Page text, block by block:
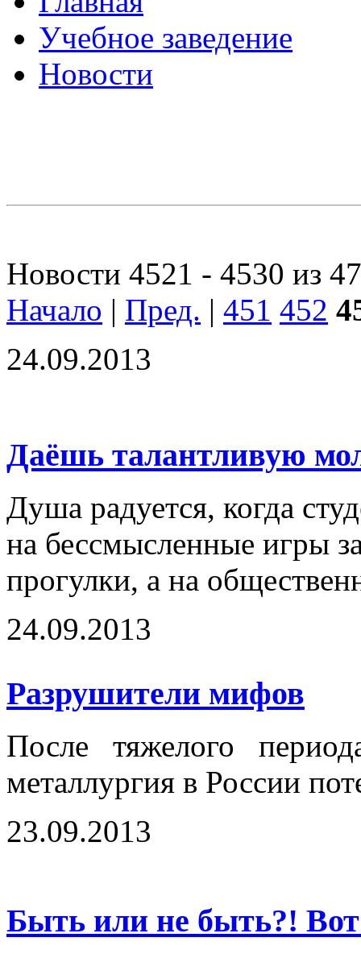
Учебное заведение
Новости
Новости 4521 - 4530 из
Начало | Пред. | 451 452
24.09.2013
Даёшь талантливую
Душа радуется, когда
на бессмысленные игры
прогулки, а на
24.09.2013
Разрушители мифов
После тяжелого
металлургия в России
23.09.2013
Быть или не быть?!